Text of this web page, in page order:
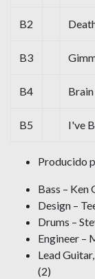
B2
B3
B4
B5 I've
Producido
Bass – Ken
Design –
Drums –
Engineer –
Lead
(2)